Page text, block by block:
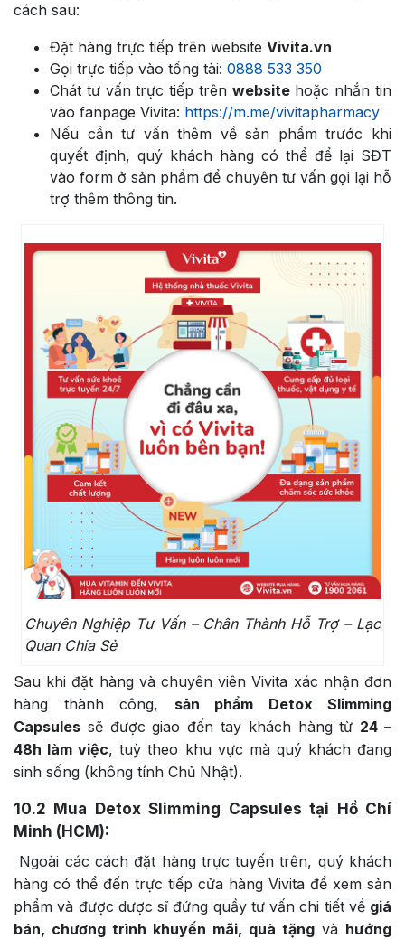
cách sau:
Đặt hàng trực tiếp trên website Vivita.vn
Gọi trực tiếp vào tổng tài: 0888 533 350
Chát tư vấn trực tiếp trên websitehoặc nhắn tin
vào fanpage Vivita: https://m.me/vivitapharmacy
Nếu cần tư vấn thêm về sản phẩm trước khi
quyết định, quý khách hàng có thể để lại SĐT
vào form ở sản phẩm để chuyên tư vấn gọi lại hỗ
trợ thêm thông tin.
Chuyên Nghiệp Tư Vấn – Chân Thành Hỗ Trợ – Lạc
Quan Chia Sẻ
Sau khi đặt hàng và chuyên viên Vivita xác nhận đơn
hàng thành công, sản phẩm Detox Slimming
Capsules sẽ được giao đến tay khách hàng từ 24 –
48h làm việc, tuỳ theo khu vực mà quý khách đang
sinh sống (không tính Chủ Nhật).
10.2 Mua Detox Slimming Capsules tại Hồ Chí
Minh (HCM):
Ngoài các cách đặt hàng trực tuyến trên, quý khách
hàng có thể đến trực tiếp cửa hàng Vivita để xem sản
phẩm và được dược sĩ đứng quầy tư vấn chi tiết về giá
bán, chương trình khuyến mãi, quà tặng và hướng